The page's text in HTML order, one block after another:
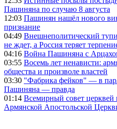
Пашиняна по случаю 8 августа
12:03 Пашинян нашёл нового
признание
04:49 Внешнеполитический
не ждет, а Россия теряет
04:16 Война Пашиняна с
03:55 Восемь лет ненависти:
общества и произволе властей
03:30 "Фабрика фейков" — в
Пашиняна — правда
01:14 Всемирный совет церквей
Армянской Апостольской